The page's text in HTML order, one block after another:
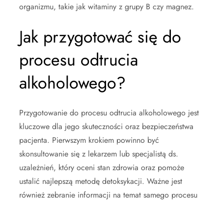
organizmu, takie jak witaminy z grupy B czy magnez.
Jak przygotować się do
procesu odtrucia
alkoholowego?
Przygotowanie do procesu odtrucia alkoholowego jest
kluczowe dla jego skuteczności oraz bezpieczeństwa
pacjenta. Pierwszym krokiem powinno być
skonsultowanie się z lekarzem lub specjalistą ds.
uzależnień, który oceni stan zdrowia oraz pomoże
ustalić najlepszą metodę detoksykacji. Ważne jest
również zebranie informacji na temat samego procesu